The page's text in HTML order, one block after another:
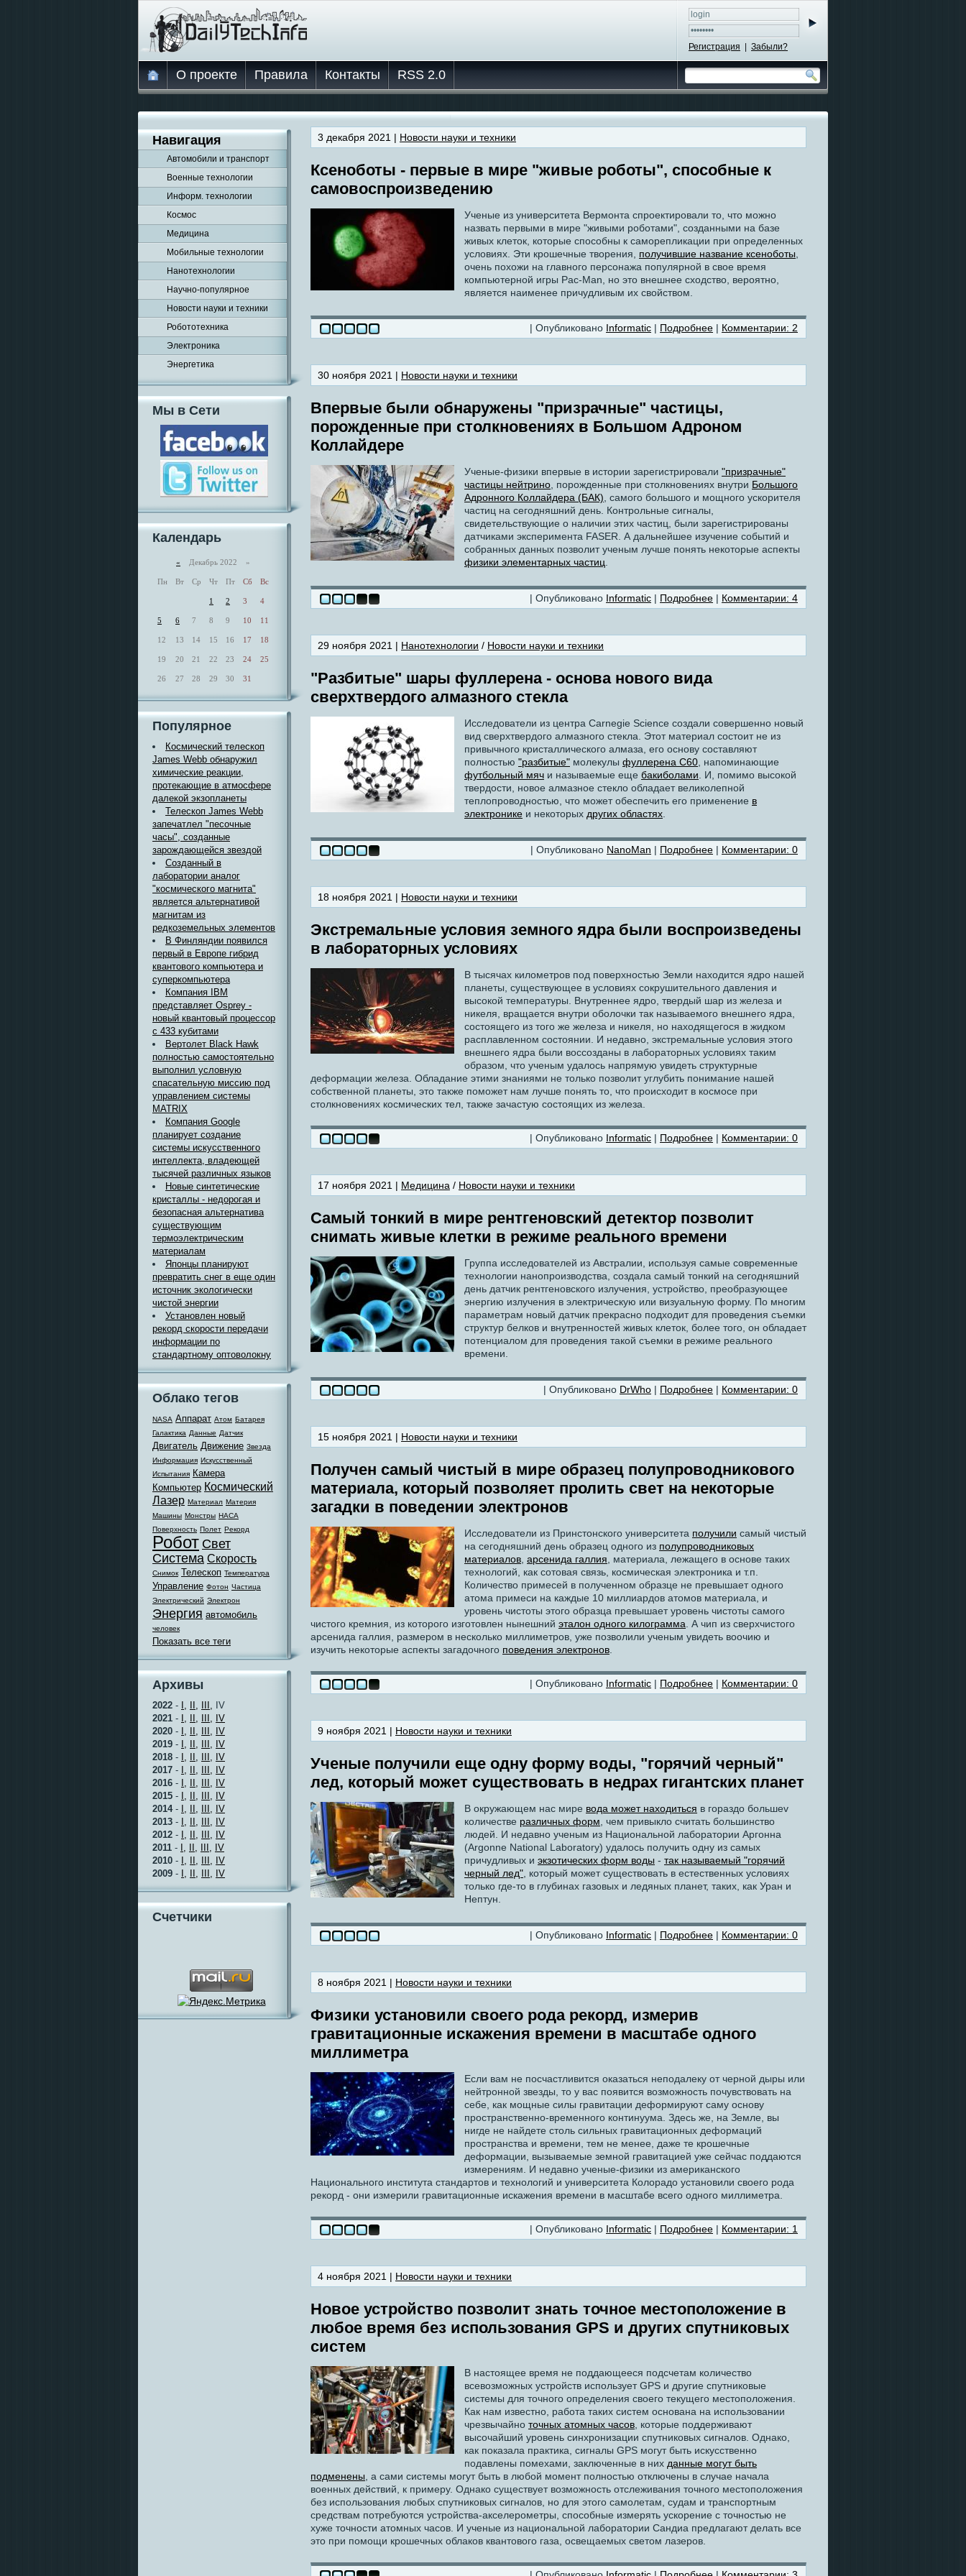
Регистрация Забыли?
О проекте Правила Контакты RSS 2.0
Навигация
Автомобили и транспорт
Военные технологии
Информ. технологии
Космос
Медицина
Мобильные технологии
Нанотехнологии
Научно-популярное
Новости науки и техники
Робототехника
Электроника
Энергетика
Мы в Сети
Календарь
« Декабрь 2022 »
Пн Вт Ср Чт Пт Сб Вс
1 2 3 4
5 6 7 8 9 10 11
12 13 14 15 16 17 18
19 20 21 22 23 24 25
26 27 28 29 30 31
Популярное
Космический телескоп
James Webb обнаружил
химические реакции,
протекающие в атмосфере
далекой экзопланеты
Телескоп James Webb
запечатлел "песочные
часы", созданные
зарождающейся звездой
Созданный в
лаборатории аналог
"космического магнита"
является альтернативой
магнитам из
редкоземельных элементов
В Финляндии появился
первый в Европе гибрид
квантового компьютера и
суперкомпьютера
Компания IBM
представляет Osprey -
новый квантовый процессор
с 433 кубитами
Вертолет Black Hawk
полностью самостоятельно
выполнил условную
спасательную миссию под
управлением системы
MATRIX
Компания Google
планирует создание
системы искусственного
интеллекта, владеющей
тысячей различных языков
Новые синтетические
кристаллы - недорогая и
безопасная альтернатива
существующим
термоэлектрическим
материалам
Японцы планируют
превратить снег в еще один
источник экологически
чистой энергии
Установлен новый
рекорд скорости передачи
информации по
стандартному оптоволокну
Облако тегов
NASA Аппарат Атом Батарея
Галактика Данные Датчик
Двигатель Движение Звезда
Информация Искусственный
Испытания Камера
Компьютер Космический
Лазер Материал Материя
Машины Монстры НАСА
Поверхность Полет Рекорд
Робот Свет
Система Скорость
Снимок Телескоп Температура
Управление Фотон Частица
Электрический Электрон
Энергия автомобиль
человек
Показать все теги
Архивы
2022 - I, II, III, IV
2021 - I, II, III, IV
2020 - I, II, III, IV
2019 - I, II, III, IV
2018 - I, II, III, IV
2017 - I, II, III, IV
2016 - I, II, III, IV
2015 - I, II, III, IV
2014- I, II, III, IV
2013 - I, II, III, IV
2012 - I, II, III, IV
2011 - I, II, III, IV
2010 - I, II, III, IV
2009 - I, II, III, IV
Счетчики
3 декабря 2021 | Новости науки и техники
Ксеноботы - первые в мире "живые роботы", способные к
самовоспроизведению
Ученые из университета Вермонта спроектировали то, что можно
назвать первыми в мире "живыми роботами", созданными на базе
живых клеток, которые способны к саморепликации при определенных
условиях. Эти крошечные творения, получившие название ксеноботы
очень похожи на главного персонажа популярной в свое время
компьютерной игры Pac-Man, но это внешнее сходство, вероятно,
является наименее причудливым их свойством.
| Опубликовано Informatic | Подробнее | Комментарии: 2
30 ноября 2021 | Новости науки и техники
Впервые были обнаружены "призрачные" частицы,
порожденные при столкновениях в Большом Адроном
Коллайдере
Ученые-физики впервые в истории зарегистрировали "призрачные"
частицы нейтрино , порожденные при столкновениях внутри Большого
Адронного Коллайдера (БАК) , самого большого и мощного ускорителя
частиц на сегодняшний день. Контрольные сигналы,
свидетельствующие о наличии этих частиц, были зарегистрированы
датчиками эксперимента FASER. А дальнейшее изучение событий и
собранных данных позволит ученым лучше понять некоторые аспекты
физики элементарных частиц
| Опубликовано Informatic | Подробнее | Комментарии: 4
29 ноября 2021 | Нанотехнологии / Новости науки и техники
"Разбитые" шары фуллерена - основа нового вида
сверхтвердого алмазного стекла
Исследователи из центра Carnegie Science создали совершенно новый
вид сверхтвердого алмазного стекла. Этот материал состоит не из
привычного кристаллического алмаза, его основу составляют
полностью "разбитые" молекулы фуллерена C60 , напоминающие
футбольный мяч и называемые еще бакиболами . И, помимо высокой
твердости, новое алмазное стекло обладает великолепной
теплопроводностью, что может обеспечить его применение в
электронике и некоторых других областях
| Опубликовано NanoMan | Подробнее | Комментарии: 0
18 ноября 2021 | Новости науки и техники
Экстремальные условия земного ядра были воспроизведены
в лабораторных условиях
В тысячах километров под поверхностью Земли находится ядро нашей
планеты, существующее в условиях сокрушительного давления и
высокой температуры. Внутреннее ядро, твердый шар из железа и
никеля, вращается внутри оболочки так называемого внешнего ядра,
состоящего из того же железа и никеля, но находящегося в жидком
расплавленном состоянии. И недавно, экстремальные условия этого
внешнего ядра были воссозданы в лабораторных условиях таким
образом, что ученым удалось напрямую увидеть структурные
деформации железа. Обладание этими знаниями не только позволит углубить понимание нашей
собственной планеты, это также поможет нам лучше понять то, что происходит в космосе при
столкновениях космических тел, также зачастую состоящих из железа.
| Опубликовано Informatic | Подробнее | Комментарии: 0
17 ноября 2021 | Медицина / Новости науки и техники
Самый тонкий в мире рентгеновский детектор позволит
снимать живые клетки в режиме реального времени
Группа исследователей из Австралии, используя самые современные
технологии нанопроизводства, создала самый тонкий на сегодняшний
день датчик рентгеновского излучения, устройство, преобразующее
энергию излучения в электрическую или визуальную форму. По многим
параметрам новый датчик прекрасно подходит для проведения съемки
структур белков и внутренностей живых клеток, более того, он обладает
потенциалом для проведения такой съемки в режиме реального
времени.
| Опубликовано DrWho | Подробнее | Комментарии: 0
15 ноября 2021 | Новости науки и техники
Получен самый чистый в мире образец полупроводникового
материала, который позволяет пролить свет на некоторые
загадки в поведении электронов
Исследователи из Принстонского университета получили самый чистый
на сегодняшний день образец одного из полупроводниковых
материалов арсенида галлия , материала, лежащего в основе таких
технологий, как сотовая связь, космическая электроника и т.п.
Количество примесей в полученном образце не превышает одного
атома примеси на каждые 10 миллиардов атомов материала, и
уровень чистоты этого образца превышает уровень чистоты самого
чистого кремния, из которого изготовлен нынешний эталон одного килограмма . А чип из сверхчистого
арсенида галлия, размером в несколько миллиметров, уже позволили ученым увидеть воочию и
изучить некоторые аспекты загадочного поведения электронов
| Опубликовано Informatic | Подробнее | Комментарии: 0
9 ноября 2021 | Новости науки и техники
Ученые получили еще одну форму воды, "горячий черный"
лед, который может существовать в недрах гигантских планет
В окружающем нас мире вода может находиться в гораздо большеv
количестве различных форм , чем привыкло считать большинство
людей. И недавно ученым из Национальной лаборатории Аргонна
(Argonne National Laboratory) удалось получить одну из самых
причудливых и экзотических форм воды - так называемый "горячий
черный лед" , который может существовать в естественных условиях
только где-то в глубинах газовых и ледяных планет, таких, как Уран и
Нептун.
| Опубликовано Informatic | Подробнее | Комментарии: 0
8 ноября 2021 | Новости науки и техники
Физики установили своего рода рекорд, измерив
гравитационные искажения времени в масштабе одного
миллиметра
Если вам не посчастливится оказаться неподалеку от черной дыры или
нейтронной звезды, то у вас появится возможность почувствовать на
себе, как мощные силы гравитации деформируют саму основу
пространственно-временного континуума. Здесь же, на Земле, вы
нигде не найдете столь сильных гравитационных деформаций
пространства и времени, тем не менее, даже те крошечные
деформации, вызываемые земной гравитацией уже сейчас поддаются
измерениям. И недавно ученые-физики из американского
Национального института стандартов и технологий и университета Колорадо установили своего рода
рекорд - они измерили гравитационные искажения времени в масштабе всего одного миллиметра.
| Опубликовано Informatic | Подробнее | Комментарии: 1
4 ноября 2021 | Новости науки и техники
Новое устройство позволит знать точное местоположение в
любое время без использования GPS и других спутниковых
систем
В настоящее время не поддающееся подсчетам количество
всевозможных устройств использует GPS и другие спутниковые
системы для точного определения своего текущего местоположения.
Как нам известно, работа таких систем основана на использовании
чрезвычайно точных атомных часов , которые поддерживают
высочайший уровень синхронизации спутниковых сигналов. Однако,
как показала практика, сигналы GPS могут быть искусственно
подавлены помехами, заключенные в них данные могут быть
подменены , а сами системы могут быть в любой момент полностью отключены в случае начала
военных действий, к примеру. Однако существует возможность отслеживания точного местоположения
без использования любых спутниковых сигналов, но для этого самолетам, судам и транспортным
средствам потребуются устройства-акселерометры, способные измерять ускорение с точностью не
хуже точности атомных часов. И ученые из национальной лаборатории Сандиа предлагают делать все
это при помощи крошечных облаков квантового газа, освещаемых светом лазеров.